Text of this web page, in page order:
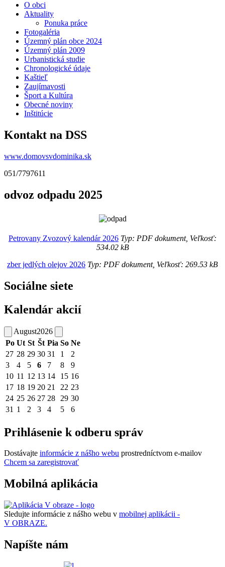
O obci
Aktuality
Ponuka práce
Fotogaléria
Územný plán obce 2024
Územný plán 2009
Urbanistická studie
Chronologické údaje
Kaštieľ
Zaujímavosti
Šport a Kultúra
Obecné noviny
Inštitúcie
Kontakt na DSS
www.domovsvdominika.sk
051/7797611
odvoz odpadu 2025
Petrovany Zvozový kalendár 2026 Typ: PDF dokument, Veľkosť:
534.02 kB
zber jedlých olejov 2026 Typ: PDF dokument, Veľkosť: 269.53 kB
Sociálne siete
Kalendár akcií
August2026
Po Ut St Št Pia So Ne
27 28 29 30 31 1
2
3
4 5 6 7 8
9
10 11 12 13 14 15 16
17 18 19 20 21 22 23
24 25 26 27 28 29 30
31 1 2 3 4 5 6
Prihlásenie k odberu správ
Dostávajte informácie z nášho webu prostredníctvom e-mailov
Chcem sa zaregistrovať
Mobilná aplikácia
Sledujte informácie z nášho webu v mobilnej aplikácii -
V OBRAZE.
Napíšte nám